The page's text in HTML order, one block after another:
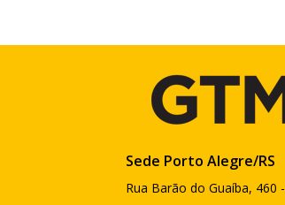
Sede Porto Alegre/RS
Rua Barão do Guaíba, 460